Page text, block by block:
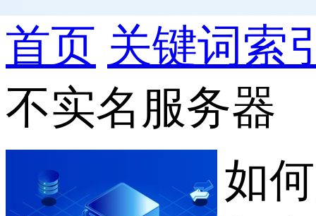
首页 关键词索
不实名服务器
如